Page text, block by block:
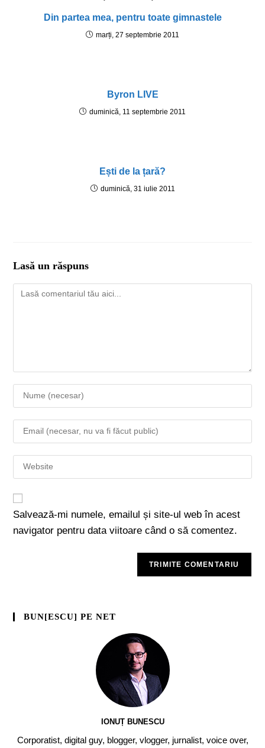
Din partea mea, pentru toate gimnastele
marți, 27 septembrie 2011
Byron LIVE
duminică, 11 septembrie 2011
Ești de la țară?
duminică, 31 iulie 2011
Lasă un răspuns
Salvează-mi numele, emailul și site-ul web în acest
navigator pentru data viitoare când o să comentez.
BUN[ESCU] PE NET
IONUȚ BUNESCU
Corporatist, digital guy, blogger, vlogger, jurnalist, voice over,